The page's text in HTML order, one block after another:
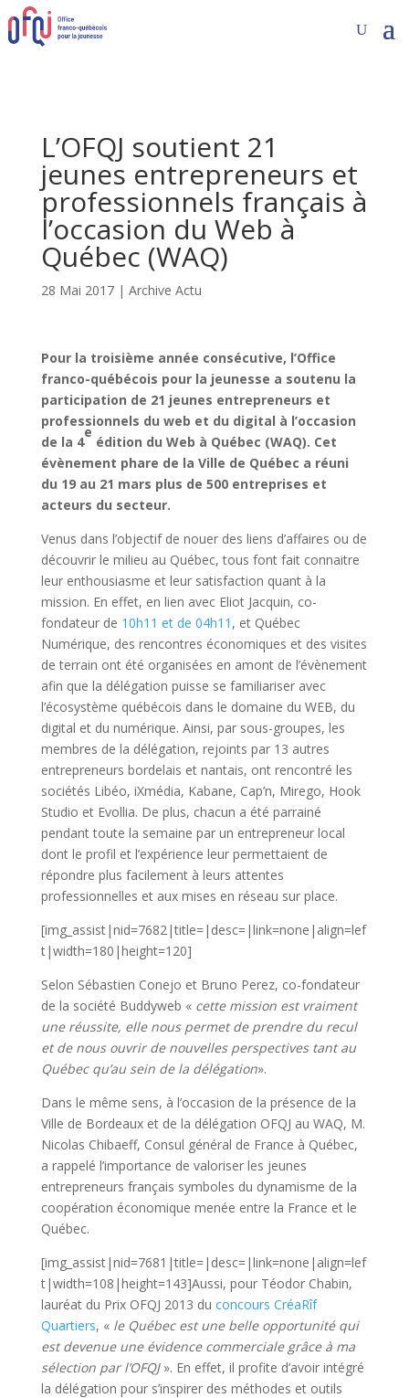
L’OFQJ soutient 21
jeunes entrepreneurs et
professionnels français à
l’occasion du Web à
Québec (WAQ)
28 Mai 2017| Archive Actu
Pour la troisième année consécutive, l’Office
franco-québécois pour la jeunesse a soutenu la
participation de 21 jeunes entrepreneurs et
professionnels du web et du digital à l’occasion
de la 4
e
édition du Web à Québec (WAQ). Cet
évènement phare de la Ville de Québec a réuni
du 19 au 21 mars plus de 500 entreprises et
acteurs du secteur.
Venus dans l’objectif de nouer des liens d’affaires ou de
découvrir le milieu au Québec, tous font fait connaitre
leur enthousiasme et leur satisfaction quant à la
mission. En effet, en lien avec Eliot Jacquin, co-
fondateur de 10h11 et de 04h11 , et Québec
Numérique, des rencontres économiques et des visites
de terrain ont été organisées en amont de l’évènement
afin que la délégation puisse se familiariser avec
l’écosystème québécois dans le domaine du WEB, du
digital et du numérique. Ainsi, par sous-groupes, les
membres de la délégation, rejoints par 13 autres
entrepreneurs bordelais et nantais, ont rencontré les
sociétés Libéo, iXmédia, Kabane, Cap’n, Mirego, Hook
Studio et Evollia. De plus, chacun a été parrainé
pendant toute la semaine par un entrepreneur local
dont le profil et l’expérience leur permettaient de
répondre plus facilement à leurs attentes
professionnelles et aux mises en réseau sur place.
[img_assist|nid=7682|title=|desc=|link=none|align=lef
t|width=180|height=120]
Selon Sébastien Conejo et Bruno Perez, co-fondateur
de la société Buddyweb « cette mission est vraiment
une réussite, elle nous permet de prendre du recul
et de nous ouvrir de nouvelles perspectives tant au
Québec qu’au sein de la délégation».
Dans le même sens, à l’occasion de la présence de la
Ville de Bordeaux et de la délégation OFQJ au WAQ, M.
Nicolas Chibaeff, Consul général de France à Québec,
a rappelé l’importance de valoriser les jeunes
entrepreneurs français symboles du dynamisme de la
coopération économique menée entre la France et le
Québec.
[img_assist|nid=7681|title=|desc=|link=none|align=lef
t|width=108|height=143]Aussi, pour Téodor Chabin,
lauréat du Prix OFQJ 2013 du concours CréaRîf
Quartiers, « le Québec est une belle opportunité qui
est devenue une évidence commerciale grâce à ma
sélection par l’OFQJ». En effet, il profite d’avoir intégré
la délégation pour s’inspirer des méthodes et outils